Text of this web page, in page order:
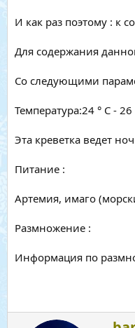
И как раз поэтому : к
Для содержания
Со следующими
Температура:24 ° С -
Эта креветка ведет
Питание :
Артемия, имаго
Размножение :
Информация по
А